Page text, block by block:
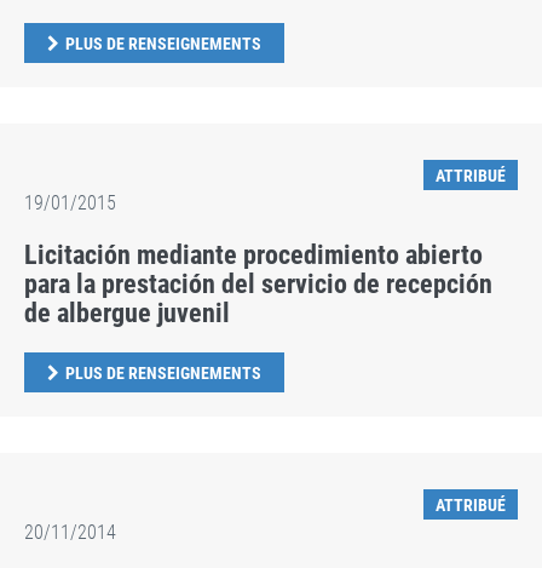
PLUS DE RENSEIGNEMENTS
ATTRIBUÉ
19/01/2015
Licitación mediante procedimiento abierto
para la prestación del servicio de recepción
de albergue juvenil
PLUS DE RENSEIGNEMENTS
ATTRIBUÉ
20/11/2014